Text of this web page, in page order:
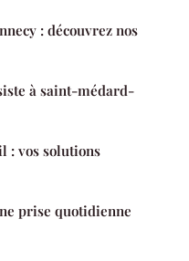
: découvrez nos
à saint-médard-
: vos solutions
prise quotidienne